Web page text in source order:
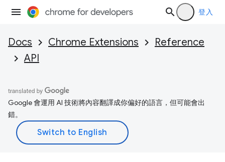
登入
Docs Chrome Extensions
Reference
API
Google 會運用 AI 技術將內容翻譯成你偏好的語言，但可能會出
錯。